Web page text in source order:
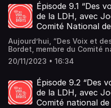
recouvre réellement ce
Épisode 9.1 “Des
de la LDH, avec
Comité National
Aujourd’hui, “Des Voix et
Bordet, membre du Comité
psychosociologue, pour
auprès des jeunes des
et recherches.
20/11/2023 • 16:34
Épisode 9.2 “Des
de la LDH, avec
Comité national